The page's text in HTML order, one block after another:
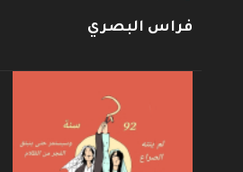
فراس البصري